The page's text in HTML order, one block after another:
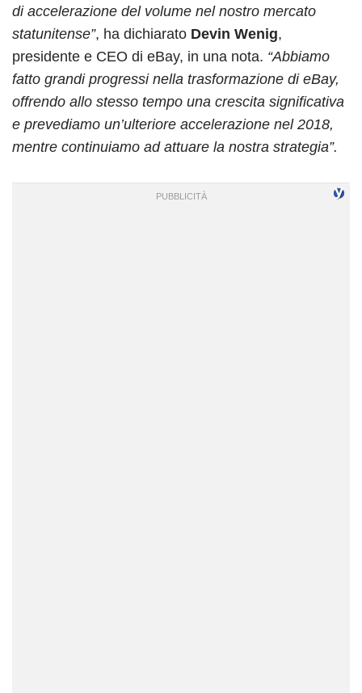
di accelerazione del volume nel nostro mercato
statunitense”, ha dichiarato Devin Wenig,
presidente e CEO di eBay, in una nota. “Abbiamo
fatto grandi progressi nella trasformazione di eBay,
offrendo allo stesso tempo una crescita significativa
e prevediamo un’ulteriore accelerazione nel 2018,
mentre continuiamo ad attuare la nostra strategia”.